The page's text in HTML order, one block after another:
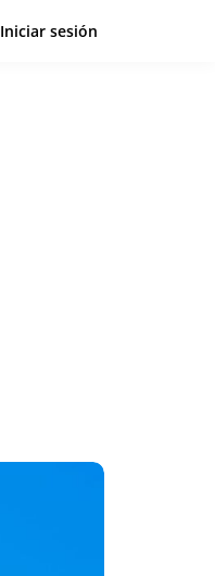
Iniciar sesión